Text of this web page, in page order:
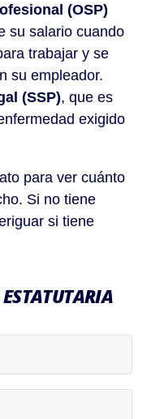
(OSP)
su salario cuando
trabajar y se
su empleador.
(SSP), que es
exigido
para ver cuánto
Si no tiene
si tiene